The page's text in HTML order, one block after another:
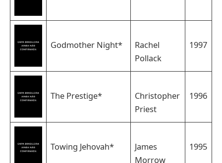
Godmother Night*
Rachel
Pollack
1997
The Prestige*
Christopher
Priest
1996
Towing Jehovah*
James
Morrow
1995